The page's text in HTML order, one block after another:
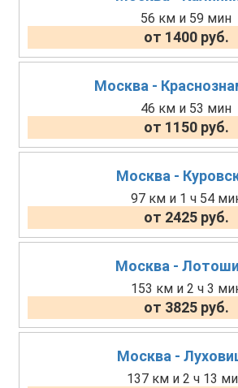
56 км и 59 мин
от 1400 руб.
Москва -
46 км и 53 мин
от 1150 руб.
Москва -
97 км и 1 ч 54
от 2425 руб.
Москва -
153 км и 2 ч 3
от 3825 руб.
Москва -
137 км и 2 ч 13